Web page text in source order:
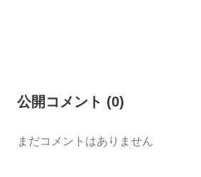
公開コメント (0)
まだコメントはありません